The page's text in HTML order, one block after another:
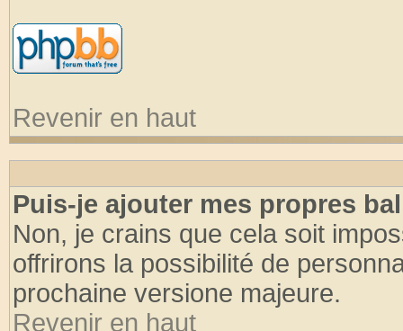
Revenir en haut
Puis-je ajouter mes propres
Non, je crains que cela soit
offrirons la possibilité de
prochaine versione majeure.
Revenir en haut